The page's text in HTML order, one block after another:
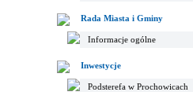
Rada Miasta i Gminy
Informacje ogólne
Inwestycje
Podsterefa w Prochowicach